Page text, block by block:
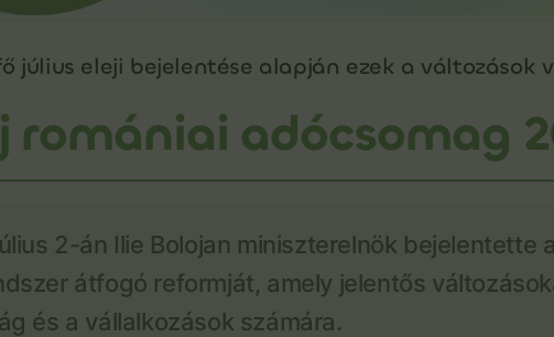
július eleji bejelentése alapján ezek a változások
romániai adócsomag
2-án Ilie Bolojan miniszterelnök bejelentette
átfogó reformját, amely jelentős
és a vállalkozások számára.